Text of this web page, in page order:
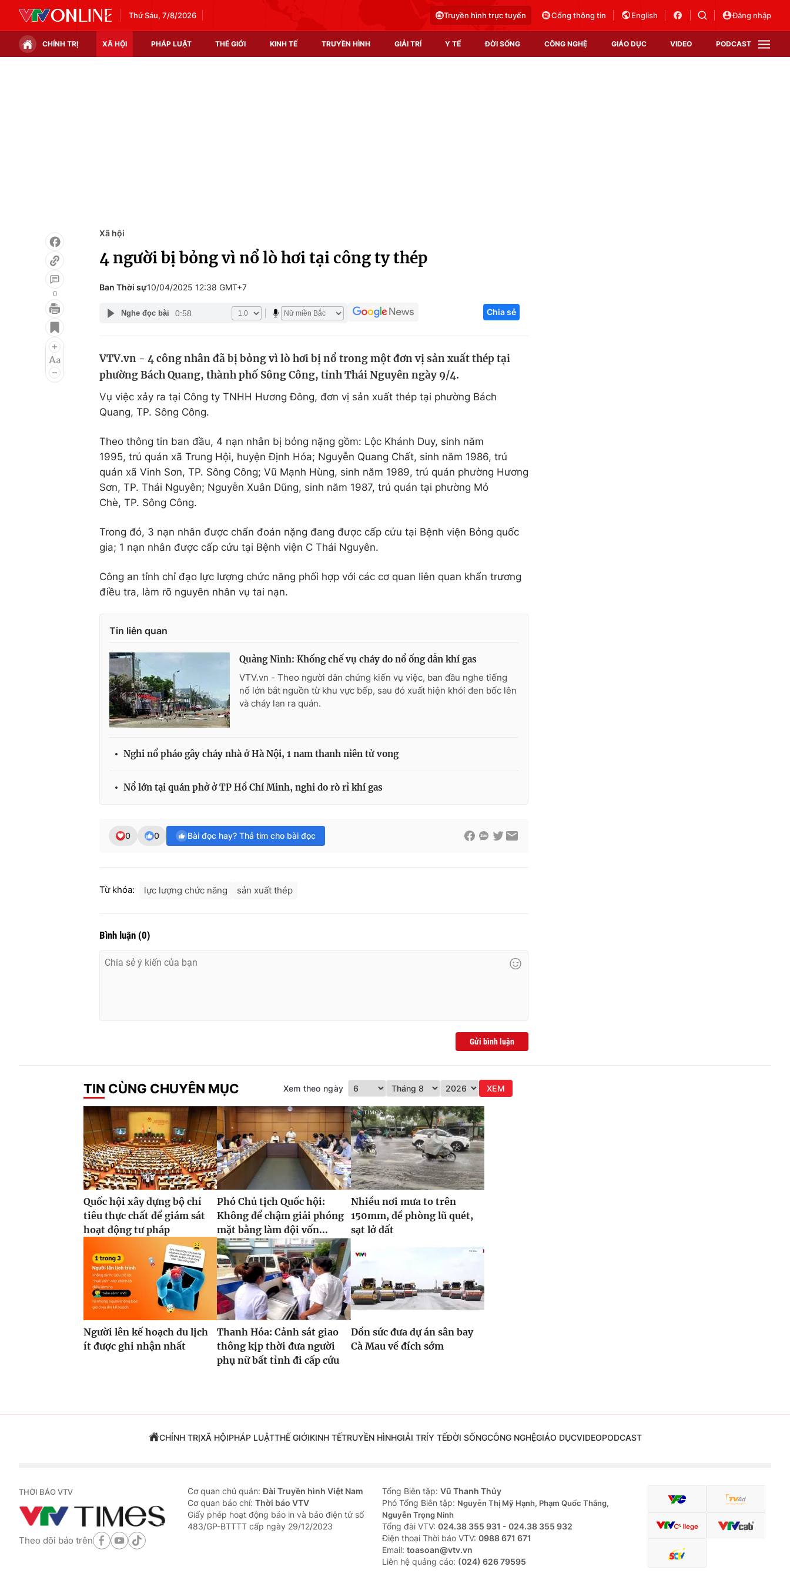
Thứ Sáu, 7/8/2026 Truyền hình trực tuyến Cổng thông tin English Đăng nhập
CHÍNH TRỊ XÃ HỘI PHÁP LUẬT THẾ GIỚI KINH TẾ TRUYỀN HÌNH GIẢI TRÍ Y TẾ ĐỜI SỐNG CÔNG NGHỆ GIÁO DỤC VIDEO PODCAST
Điện ảnh
Âm nhạc
Làm đẹp
Giáo dục
Học trực tuyến
Công nghệ
Sản phẩm
0
Xã hội
4 người bị bỏng vì nổ lò hơi tại công ty thép
Ban Thời sự10/04/2025 12:38 GMT+7
Nghe đọc bài 0:58 Chia sẻ
VTV.vn - 4 công nhân đã bị bỏng vì lò hơi bị nổ trong một đơn vị sản xuất thép tại
phường Bách Quang, thành phố Sông Công, tỉnh Thái Nguyên ngày 9/4.
Vụ việc xảy ra tại Công ty TNHH Hương Đông, đơn vị sản xuất thép tại phường Bách
Quang, TP. Sông Công.
Theo thông tin ban đầu, 4 nạn nhân bị bỏng nặng gồm: Lộc Khánh Duy, sinh năm
1995, trú quán xã Trung Hội, huyện Định Hóa; Nguyễn Quang Chất, sinh năm 1986, trú
quán xã Vinh Sơn, TP. Sông Công; Vũ Mạnh Hùng, sinh năm 1989, trú quán phường Hương
Sơn, TP. Thái Nguyên; Nguyễn Xuân Dũng, sinh năm 1987, trú quán tại phường Mỏ
Chè, TP. Sông Công.
Trong đó, 3 nạn nhân được chẩn đoán nặng đang được cấp cứu tại Bệnh viện Bỏng quốc
gia; 1 nạn nhân được cấp cứu tại Bệnh viện C Thái Nguyên.
Công an tỉnh chỉ đạo lực lượng chức năng phối hợp với các cơ quan liên quan khẩn trương
điều tra, làm rõ nguyên nhân vụ tai nạn.
Tin liên quan
Quảng Ninh: Khống chế vụ cháy do nổ ống dẫn khí gas
VTV.vn - Theo người dân chứng kiến vụ việc, ban đầu nghe tiếng
nổ lớn bắt nguồn từ khu vực bếp, sau đó xuất hiện khói đen bốc lên
và cháy lan ra quán.
Nghi nổ pháo gây cháy nhà ở Hà Nội, 1 nam thanh niên tử vong
Nổ lớn tại quán phở ở TP Hồ Chí Minh, nghi do rò rỉ khí gas
0 0 Bài đọc hay? Thả tim cho bài đọc
Từ khóa: lực lượng chức năng sản xuất thép
Bình luận (0)
Gửi bình luận
TIN CÙNG CHUYÊN MỤC Xem theo ngày XEM
Quốc hội xây dựng bộ chỉ
tiêu thực chất để giám sát
hoạt động tư pháp
Phó Chủ tịch Quốc hội:
Không để chậm giải phóng
mặt bằng làm đội vốn...
Nhiều nơi mưa to trên
150mm, đề phòng lũ quét,
sạt lở đất
Người lên kế hoạch du lịch
ít được ghi nhận nhất
Thanh Hóa: Cảnh sát giao
thông kịp thời đưa người
phụ nữ bất tỉnh đi cấp cứu
Dồn sức đưa dự án sân bay
Cà Mau về đích sớm
CHÍNH TRỊXÃ HỘIPHÁP LUẬTTHẾ GIỚIKINH TẾTRUYỀN HÌNHGIẢI TRÍY TẾĐỜI SỐNGCÔNG NGHỆGIÁO DỤCVIDEOPODCAST
THỜI BÁO VTV
Theo dõi báo trên
Cơ quan chủ quản:Đài Truyền hình Việt Nam
Cơ quan báo chí: Thời báo VTV
Giấy phép hoạt động báo in và báo điện tử số
483/GP-BTTTT cấp ngày 29/12/2023
Tổng Biên tập: Vũ Thanh Thủy
Phó Tổng Biên tập: Nguyễn Thị Mỹ Hạnh, Phạm Quốc Thắng,
Nguyễn Trọng Ninh
Tổng đài VTV: 024.38 355 931 - 024.38 355 932
Ðiện thoại Thời báo VTV: 0988 671 671
Email: toasoan@vtv.vn
Liên hệ quảng cáo: (024) 626 79595